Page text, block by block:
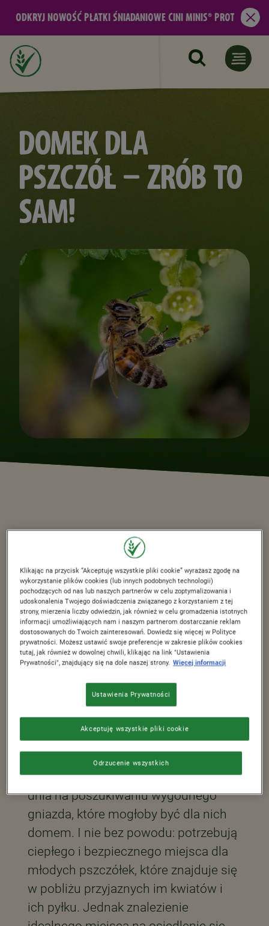
NOWOŚĆ PŁATKI ŚNIADANIOWE CINI MINIS® PROTEIN
DOMEK DLA
PSZCZÓŁ – ZRÓB TO
SAM!
Pszczoły szukają przytulnych i
komfortowych miejsc, w których będą
się mogły osiedlić. Bardzo często są
to ule ustawione w przyjaznych
pszczołom pasiekach, jednak w
przyrodzie występuje też wiele
gatunków dzikich pszczół „samotnic”.
miejsca do zamieszkania. Możemy im
w tym pomóc, budując domek dla
pszczół i umieszczając go w swoim
ogrodzie.
Samice pszczół spędzają większość
dnia na poszukiwaniu wygodnego
gniazda, które mogłoby być dla nich
domem. I nie bez powodu: potrzebują
ciepłego i bezpiecznego miejsca dla
młodych pszczółek, które znajduje się
w pobliżu przyjaznych im kwiatów i
ich pyłku. Jednak znalezienie
Klikając na przycisk “Akceptuję wszystkie pliki cookie” wyrażasz zgodę na
wykorzystanie plików cookies (lub innych podobnych technologii)
pochodzących od nas lub naszych partnerów w celu zoptymalizowania i
udoskonalenia Twojego doświadczenia związanego z korzystaniem z tej
strony, mierzenia liczby odwiedzin, jak również w celu gromadzenia istotnych
informacji umożliwiających nam i naszym partnerom dostarczanie reklam
dostosowanych do Twoich zainteresowań. Dowiedz się więcej w Polityce
prywatności. Możesz ustawić swoje preferencje w zakresie plików cookies
tutaj, jak również w dowolnej chwili, klikając na link "Ustawienia
Prywatności", znajdujący się na dole naszej strony. Więcej informacji
Ustawienia Prywatności
Odrzucenie wszystkich
Akceptuję wszystkie pliki cookie